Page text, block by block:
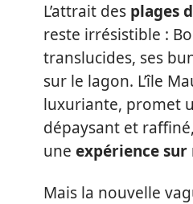
L’attrait des plages
reste irrésistible :
translucides, ses
sur le lagon. L’île
luxuriante, promet
dépaysant et
une expérience sur
Mais la nouvelle